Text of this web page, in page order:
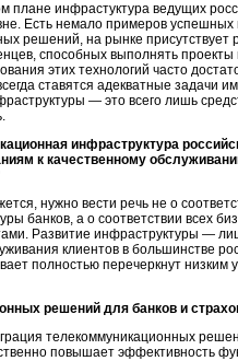
плане инфрастуктура ведущих
Есть немало примеров успешных
решений, на рынке присутствует
способных выполнять
этих технологий часто
ставятся адекватные задачи
— это всего лишь
инфраструктура
к качественному
нужно вести речь не о
банков, а о соответствии всех
Развитие инфраструктуры —
клиентов в большинстве
полностью перечеркнут низким
решений для банков и
телекоммуникационных
повышает эффективность